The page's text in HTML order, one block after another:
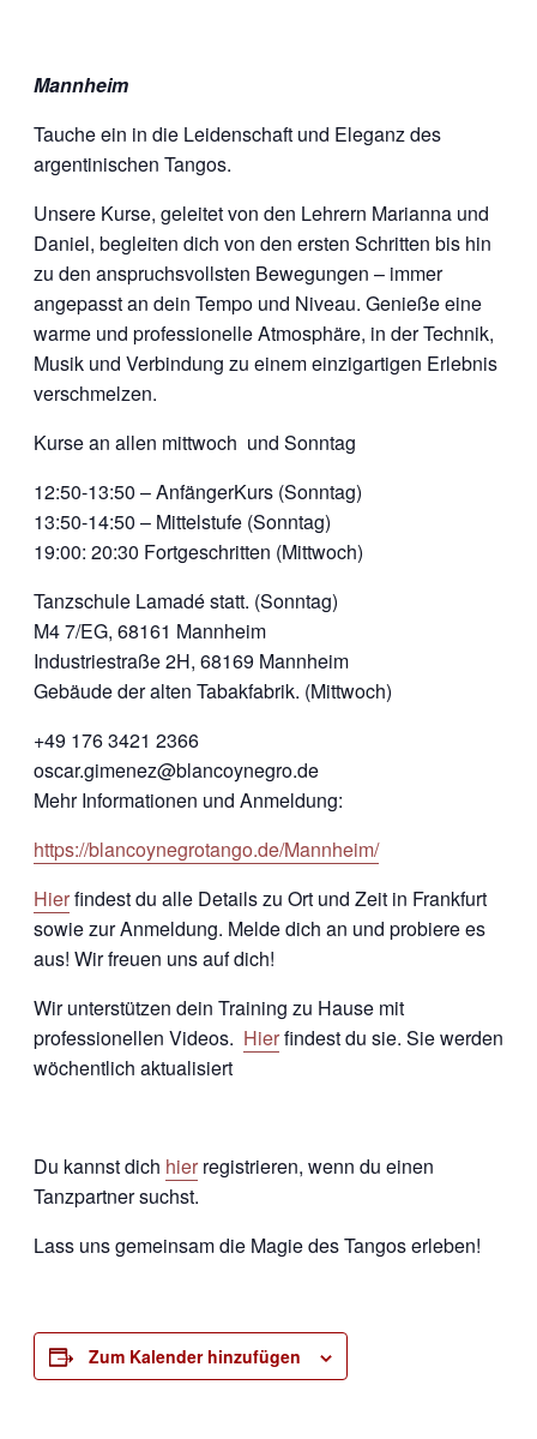
Mannheim
Tauche ein in die Leidenschaft und Eleganz des
argentinischen Tangos.
Unsere Kurse, geleitet von den Lehrern Marianna und
Daniel, begleiten dich von den ersten Schritten bis hin
zu den anspruchsvollsten Bewegungen – immer
angepasst an dein Tempo und Niveau. Genieße eine
warme und professionelle Atmosphäre, in der Technik,
Musik und Verbindung zu einem einzigartigen Erlebnis
verschmelzen.
Kurse an allen mittwoch und Sonntag
12:50-13:50 – AnfängerKurs (Sonntag)
13:50-14:50 – Mittelstufe (Sonntag)
19:00: 20:30 Fortgeschritten (Mittwoch)
Tanzschule Lamadé statt. (Sonntag)
M4 7/EG, 68161 Mannheim
Industriestraße 2H, 68169 Mannheim
Gebäude der alten Tabakfabrik. (Mittwoch)
+49 176 3421 2366
oscar.gimenez@blancoynegro.de
Mehr Informationen und Anmeldung:
https://blancoynegrotango.de/Mannheim/
Hierfindest du alle Details zu Ort und Zeit in Frankfurt
sowie zur Anmeldung. Melde dich an und probiere es
aus! Wir freuen uns auf dich!
Wir unterstützen dein Training zu Hause mit
professionellen Videos. Hierfindest du sie. Sie werden
wöchentlich aktualisiert
Du kannst dich hier registrieren, wenn du einen
Tanzpartner suchst.
Lass uns gemeinsam die Magie des Tangos erleben!
Zum Kalender hinzufügen